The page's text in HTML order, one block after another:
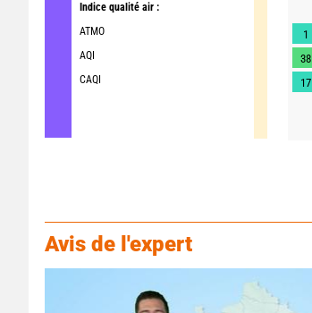
Indice qualité air :
ATMO
AQI
CAQI
1
38
17
Avis de l'expert